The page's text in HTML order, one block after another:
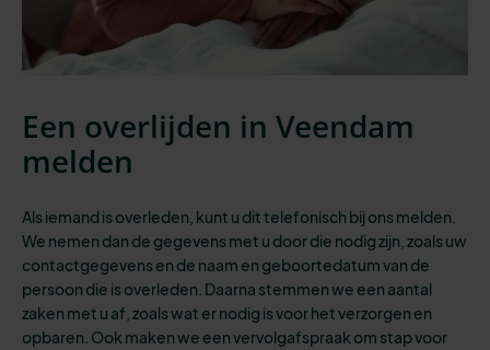
Een overlijden in Veendam
melden
Als iemand is overleden, kunt u dit telefonisch bij ons melden.
We nemen dan de gegevens met u door die nodig zijn, zoals uw
contactgegevens en de naam en geboortedatum van de
persoon die is overleden. Daarna stemmen we een aantal
zaken met u af, zoals wat er nodig is voor het verzorgen en
opbaren. Ook maken we een vervolgafspraak om stap voor